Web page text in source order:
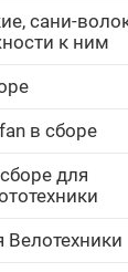
сани-
к ним
в сборе
для
Велотехники